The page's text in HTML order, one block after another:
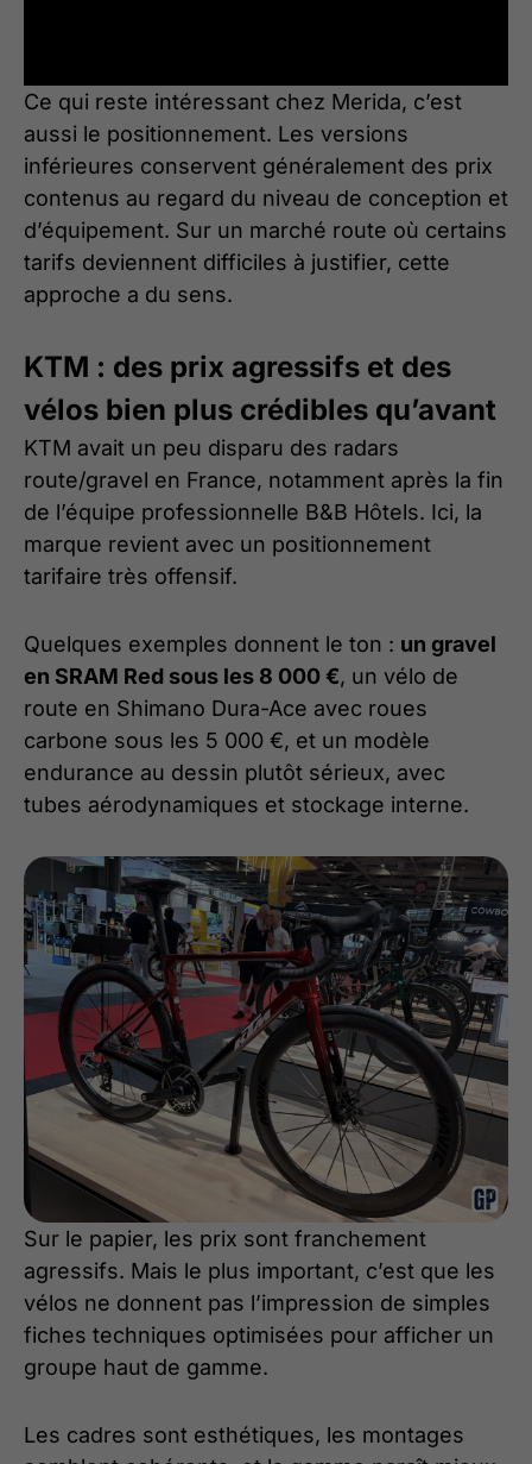
Ce qui reste intéressant chez Merida, c’est
aussi le positionnement. Les versions
inférieures conservent généralement des prix
contenus au regard du niveau de conception et
d’équipement. Sur un marché route où certains
tarifs deviennent difficiles à justifier, cette
approche a du sens.
KTM : des prix agressifs et des
vélos bien plus crédibles qu’avant
KTM avait un peu disparu des radars
route/gravel en France, notamment après la fin
de l’équipe professionnelle B&B Hôtels. Ici, la
marque revient avec un positionnement
tarifaire très offensif.
Quelques exemples donnent le ton : un gravel
en SRAM Red sous les 8 000 €, un vélo de
route en Shimano Dura-Ace avec roues
carbone sous les 5 000 €, et un modèle
endurance au dessin plutôt sérieux, avec
tubes aérodynamiques et stockage interne.
Sur le papier, les prix sont franchement
agressifs. Mais le plus important, c’est que les
vélos ne donnent pas l’impression de simples
fiches techniques optimisées pour afficher un
groupe haut de gamme.
Les cadres sont esthétiques, les montages